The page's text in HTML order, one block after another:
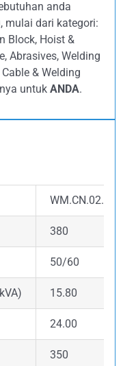
anda
mulai dari kategori:
Block, Hoist &
Abrasives, Welding
& Welding
untuk ANDA.
380
50/60
15.80
24.00
350